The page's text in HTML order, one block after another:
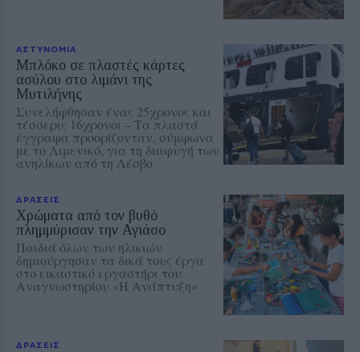
ΑΣΤΥΝΟΜΙΑ
Μπλόκο σε πλαστές κάρτες
ασύλου στο λιμάνι της
Μυτιλήνης
Συνελήφθησαν ένας 25χρονος και
τέσσερις 16χρονοι – Τα πλαστά
έγγραφα προορίζονταν, σύμφωνα
με το Λιμενικό, για τη διαφυγή των
ανηλίκων από τη Λέσβο
ΔΡΑΣΕΙΣ
Χρώματα από τον βυθό
πλημμύρισαν την Αγιάσο
Παιδιά όλων των ηλικιών
δημιούργησαν τα δικά τους έργα
στο εικαστικό εργαστήρι του
Αναγνωστηρίου «Η Ανάπτυξη»
ΔΡΑΣΕΙΣ